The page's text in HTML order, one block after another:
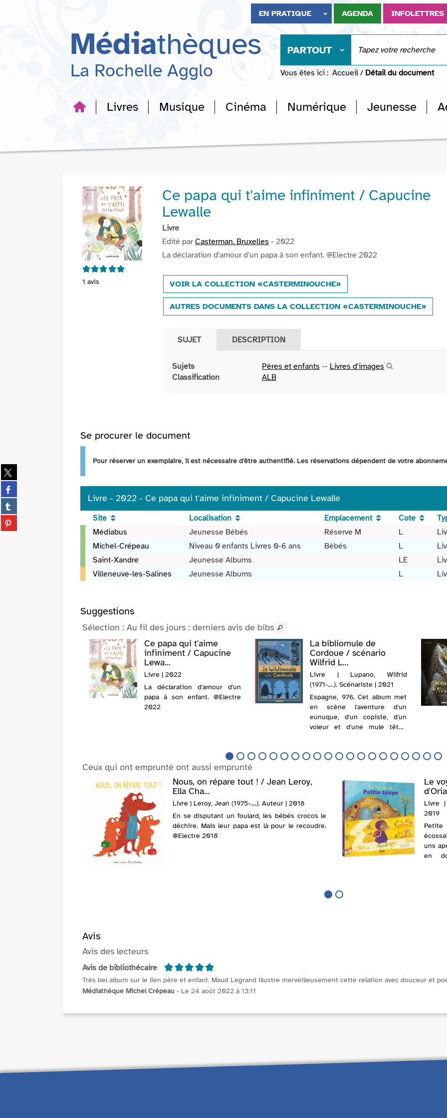
recherche
EN PRATIQUE AGENDA INFOLETTRES
Médiathèques
La Rochelle Agglo
PARTOUT
Vous êtes ici : Accueil / Détail du document
Livres Musique Cinéma Numérique Jeunesse
Partager
sur
twitter
(Nouvelle
fenêtre)
Partager
sur
facebook
(Nouvelle
fenêtre)
Partager
sur
tumblr
Partager
sur
5/5
1 avis
Ce papa qui t'aime infiniment / Capucine
Lewalle
Livre
Edité parCasterman. Bruxelles - 2022
La déclaration d'amour d'un papa à son enfant. @Electre 2022
VOIR LA COLLECTION «CASTERMINOUCHE»
AUTRES DOCUMENTS DANS LA COLLECTION «CASTERMINOUCHE»
SUJET DESCRIPTION
Sujets Pères et enfants -- Livres d'images
Classification
ALB
Se procurer le document
Pour réserver un exemplaire, il est nécessaire d'être authentifié. Les réservations dépendent de votre
Livre - 2022 - Ce papa qui t'aime infiniment / Capucine Lewalle
Livre
t'aime
infiniment
Capucine
Lewalle
Site Localisation Emplacement Cote
Médiabus
Jeunesse Bébés Réserve M L
Michel-Crépeau
Niveau 0 enfants Livres 0-6 ans Bébés L
Saint-Xandre
Jeunesse Albums LE
Villeneuve-les-Salines
Jeunesse Albums L
Suggestions
Sélection : Au fil des jours : derniers avis de bibs
Ce papa qui t'aime
infiniment / Capucine
Lewa...
Livre | 2022
La déclaration d'amour d'un
papa à son enfant. @Electre
2022
La bibliomule de
Cordoue / scénario
Wilfrid L...
Livre | Lupano, Wilfrid
(1971-....). Scénariste | 2021
Espagne, 976. Cet album met
en scène l'aventure d'un
eunuque, d'un copiste, d'un
voleur et d'une mule têtue
Lupano a reçu le prix Jacques
Ceux qui ont emprunté ont aussi emprunté
Nous, on répare tout ! / Jean Leroy,
Ella Cha...
Livre | Leroy, Jean (1975-....). Auteur | 2018
En se disputant un foulard, les bébés crocos le
déchire. Mais leur papa est là pour le recoudre.
@Electre 2018
Le
Livre |
2019
Petite
uns
en
Avis
Avis des lecteurs
Avis de bibliothécaire 5/5
Très bel album sur le lien père et enfant. Maud Legrand illustre merveilleusement cette relation avec douceur et
Médiathèque Michel Crépeau - Le 24 août 2022 à 13:11